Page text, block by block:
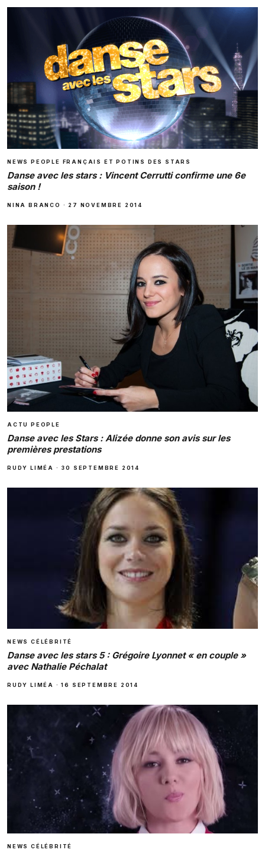
NEWS PEOPLE FRANÇAIS ET POTINS DES STARS
Danse avec les stars : Vincent Cerrutti confirme une 6e
saison !
NINA BRANCO · 27 NOVEMBRE 2014
ACTU PEOPLE
Danse avec les Stars : Alizée donne son avis sur les
premières prestations
RUDY LIMÉA · 30 SEPTEMBRE 2014
NEWS CÉLÉBRITÉ
Danse avec les stars 5 : Grégoire Lyonnet « en couple »
avec Nathalie Péchalat
RUDY LIMÉA ·16 SEPTEMBRE 2014
NEWS CÉLÉBRITÉ